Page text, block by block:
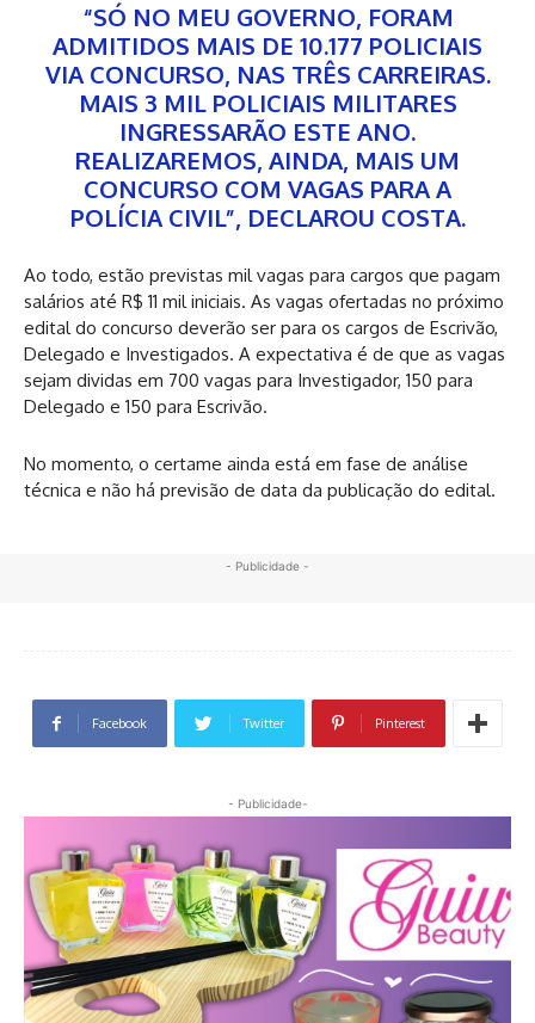
“SÓ NO MEU GOVERNO, FORAM
ADMITIDOS MAIS DE 10.177 POLICIAIS
VIA CONCURSO, NAS TRÊS CARREIRAS.
MAIS 3 MIL POLICIAIS MILITARES
INGRESSARÃO ESTE ANO.
REALIZAREMOS, AINDA, MAIS UM
CONCURSO COM VAGAS PARA A
POLÍCIA CIVIL”, DECLAROU COSTA.
Ao todo, estão previstas mil vagas para cargos que pagam
salários até R$ 11 mil iniciais. As vagas ofertadas no próximo
edital do concurso deverão ser para os cargos de Escrivão,
Delegado e Investigados. A expectativa é de que as vagas
sejam dividas em 700 vagas para Investigador, 150 para
Delegado e 150 para Escrivão.
No momento, o certame ainda está em fase de análise
técnica e não há previsão de data da publicação do edital.
- Publicidade -
Facebook Twitter Pinterest
- Publicidade-